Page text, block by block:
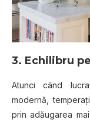
3. Echilibru
Atunci când
modernă,
prin adăugarea